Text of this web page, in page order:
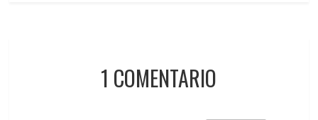
1 COMENTARIO